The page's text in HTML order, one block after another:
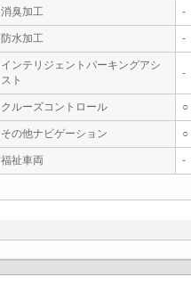
消臭加工 -
防水加工 -
インテリジェントパーキングアシ
スト
-
クルーズコントロール ○
その他ナビゲーション ○
福祉車両
-